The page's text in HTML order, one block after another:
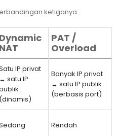
ketiganya:
Dynamic
NAT
PAT /
Overload
IP privat
↔ satu IP
(dinamis)
Banyak IP privat
↔ satu IP publik
(berbasis port)
Rendah